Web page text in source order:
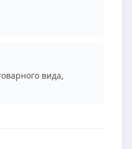
вида,